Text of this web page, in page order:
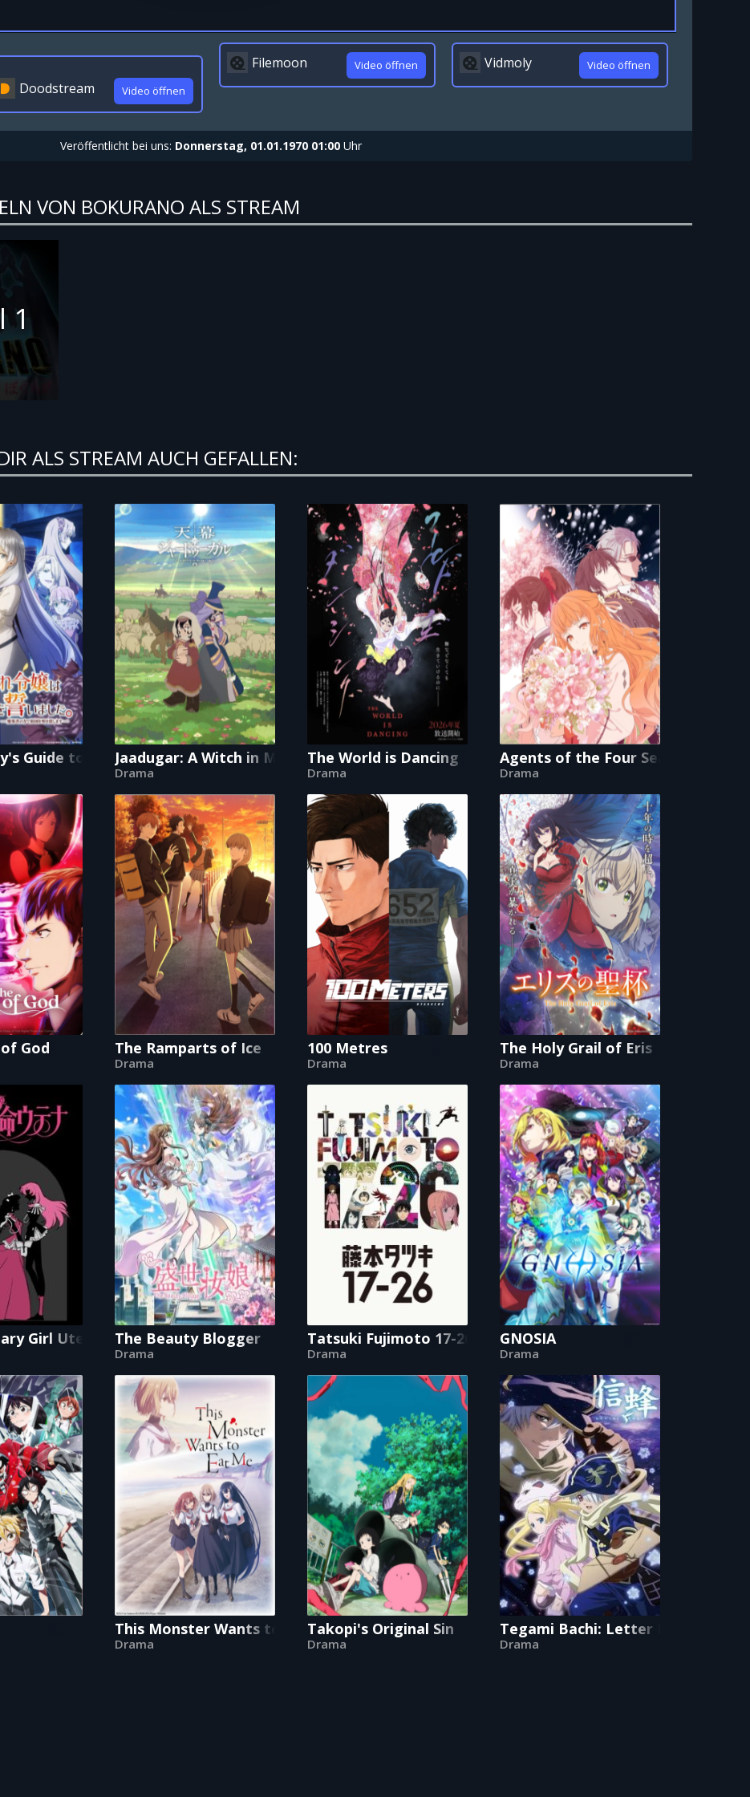
Doodstream Video öffnen
Filemoon Video öffnen Vidmoly Video öffnen
Veröffentlicht bei uns: Donnerstag, 01.01.1970 01:00 Uhr
VON BOKURANO ALS STREAM
1
ALS STREAM AUCH GEFALLEN:
Can’t Sing
Guide to Getting Even: How I Crushed My Homeland with My Mighty Grimoires
Jaadugar: A Witch in Mongolia
Drama
The World is Dancing
Drama
Agents of the Four Seasons:
Drama
God The Ramparts of Ice
Drama
100 Metres
Drama
The Holy Grail of Eris
Drama
Girl Utena The Beauty Blogger
Drama
Tatsuki Fujimoto 17-26
Drama
GNOSIA
Drama
This Monster Wants to Eat Me
Drama
Takopi's Original Sin
Drama
Tegami Bachi: Letter Bee
Drama